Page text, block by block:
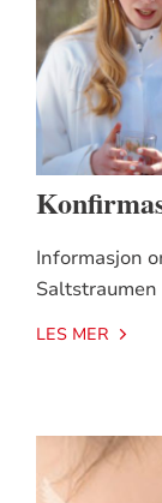
Informasjon
LES MER